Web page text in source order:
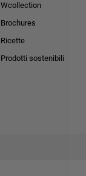
Wcollection
Brochures
Ricette
Prodotti sostenibili